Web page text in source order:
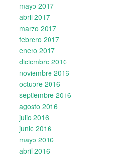
mayo 2017
abril 2017
marzo 2017
febrero 2017
enero 2017
diciembre 2016
noviembre 2016
octubre 2016
septiembre 2016
agosto 2016
julio 2016
junio 2016
mayo 2016
abril 2016